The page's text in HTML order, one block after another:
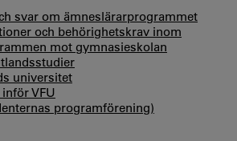
svar om ämneslärarprogrammet
och behörighetskrav inom
mot gymnasieskolan
universitet
VFU
programförening)